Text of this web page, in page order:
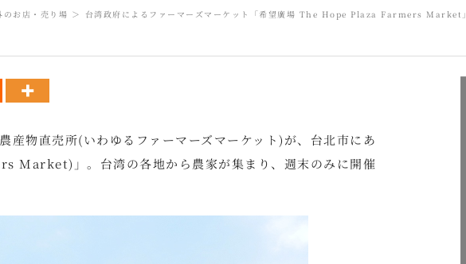
のお店・売り場 台湾政府によるファーマーズマーケット「希望廣場 The Hope Plaza Farmers Market」
産物直売所(いわゆるファーマーズマーケット)が、台北市にあ
Market)」。台湾の各地から農家が集まり、週末のみに開催